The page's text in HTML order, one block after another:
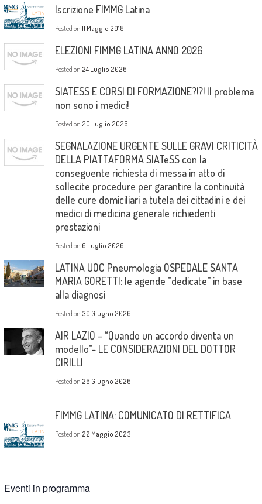
Iscrizione FIMMG Latina
Posted on 11 Maggio 2018
ELEZIONI FIMMG LATINA ANNO 2026
Posted on 24 Luglio 2026
SIATESS E CORSI DI FORMAZIONE?!?! Il problema
non sono i medici!
Posted on 20 Luglio 2026
SEGNALAZIONE URGENTE SULLE GRAVI CRITICITÀ
DELLA PIATTAFORMA SIATeSS con la
conseguente richiesta di messa in atto di
sollecite procedure per garantire la continuità
delle cure domiciliari a tutela dei cittadini e dei
medici di medicina generale richiedenti
prestazioni
Posted on 6 Luglio 2026
LATINA UOC Pneumologia OSPEDALE SANTA
MARIA GORETTI: le agende ”dedicate” in base
alla diagnosi
Posted on 30 Giugno 2026
AIR LAZIO – “Quando un accordo diventa un
modello”- LE CONSIDERAZIONI DEL DOTTOR
CIRILLI
Posted on 26 Giugno 2026
FIMMG LATINA: COMUNICATO DI RETTIFICA
Posted on 22 Maggio 2023
Eventi in programma